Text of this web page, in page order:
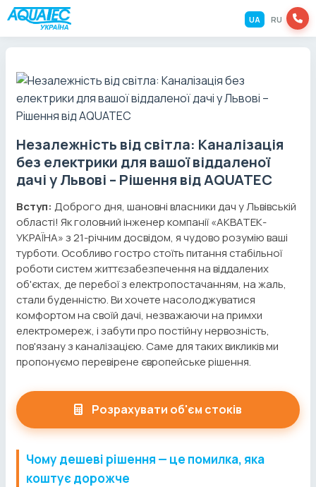
UA RU
Незалежність від світла: Каналізація
без електрики для вашої віддаленої
дачі у Львові – Рішення від AQUATEC
Вступ: Доброго дня, шановні власники дач у Львівській
області! Як головний інженер компанії «АКВАТЕК-
УКРАЇНА» з 21-річним досвідом, я чудово розумію ваші
турботи. Особливо гостро стоїть питання стабільної
роботи систем життєзабезпечення на віддалених
об'єктах, де перебої з електропостачанням, на жаль,
стали буденністю. Ви хочете насолоджуватися
комфортом на своїй дачі, незважаючи на примхи
електромереж, і забути про постійну нервозність,
пов'язану з каналізацією. Саме для таких викликів ми
пропонуємо перевірене європейське рішення.
Розрахувати об'єм стоків
Чому дешеві рішення — це помилка, яка
коштує дорожче